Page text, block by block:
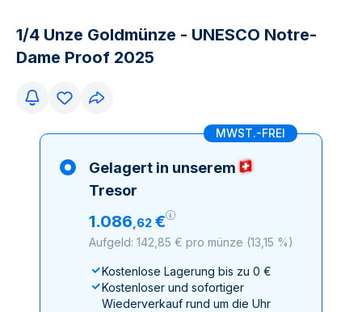
1/4 Unze Goldmünze - UNESCO Notre-
Dame Proof 2025
MWST.-FREI
Gelagert in unserem
Tresor
1.086,62 €
Aufgeld: 142,85 € pro münze (13,15 %)
Kostenlose Lagerung bis zu 0 €
Kostenloser und sofortiger
Wiederverkauf rund um die Uhr